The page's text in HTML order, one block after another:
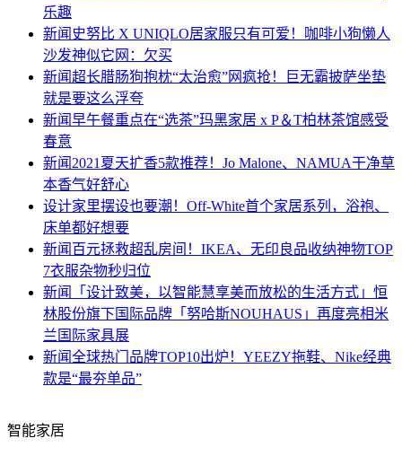
乐趣
新闻 史努比 X UNIQLO居家服只有可爱！咖啡小狗懒人
沙发神似它网：欠买
新闻超长腊肠狗抱枕“太治愈”网疯抢！巨无霸披萨坐垫
就是要这么浮夸
新闻早午餐重点在“选茶”玛黑家居 x P＆T柏林茶馆感受
春意
新闻2021夏天扩香5款推荐！Jo Malone、NAMUA干净草
本香气好舒心
设计家里摆设也要潮！Off-White首个家居系列，浴袍、
床单都好想要
新闻 百元拯救超乱房间！IKEA、无印良品收纳神物TOP
7衣服杂物秒归位
新闻
「设计致美，以智能慧享美而放松的生活方式」恒
林股份旗下国际品牌「努哈斯NOUHAUS」再度亮相米
兰国际家具展
新闻全球热门品牌TOP10出炉！YEEZY拖鞋、Nike经典
款是“最夯单品”
智能家居